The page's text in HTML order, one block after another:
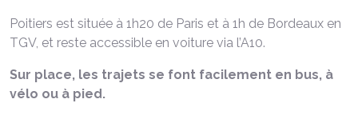
Poitiers est située à 1h20 de Paris et à 1h de Bordeaux en
TGV, et reste accessible en voiture via l’A10.
Sur place, les trajets se font facilement en bus, à
vélo ou à pied.